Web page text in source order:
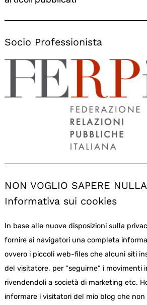
Socio Professionista
NON VOGLIO SAPERE
Informativa sui cookies
In base alle nuove disposizioni sulla
fornire ai navigatori una completa
ovvero i piccoli web-files che alcuni siti
del visitatore, per “seguirne” i movimenti
rivendendoli a società di marketing etc.
informare i visitatori del mio blog che